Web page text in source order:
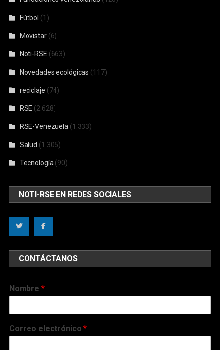
Fútbol (1)
Movistar (6)
Noti-RSE (663)
Novedades ecológicas (117)
reciclaje (74)
RSE (2.628)
RSE-Venezuela (1.333)
Salud (1.305)
Tecnología (90)
NOTI-RSE EN REDES SOCIALES
CONTÁCTANOS
Nombre*
Correo electrónico*